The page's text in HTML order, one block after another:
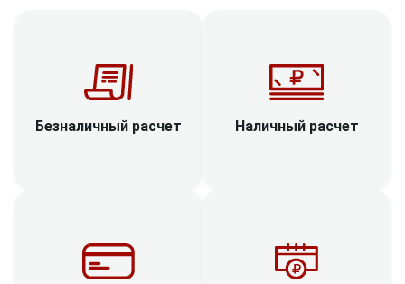
Безналичный расчет Наличный расчет